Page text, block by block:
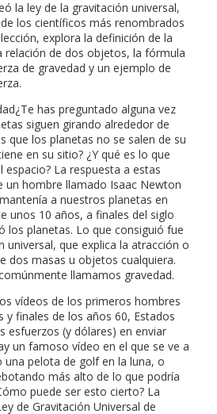
la ley de la gravitación universal,
los científicos más renombrados
explora la definición de la
relación de dos objetos, la fórmula
de gravedad y un ejemplo de
has preguntado alguna vez
siguen girando alrededor de
que los planetas no se salen de su
en su sitio? ¿Y qué es lo que
La respuesta a estas
un hombre llamado Isaac Newton
a nuestros planetas en
unos 10 años, a finales del siglo
los planetas. Lo que consiguió fue
universal, que explica la atracción o
dos masas u objetos cualquiera.
llamamos gravedad.
vídeos de los primeros hombres
y finales de los años 60, Estados
esfuerzos (y dólares) en enviar
un famoso vídeo en el que se ve a
pelota de golf en la luna, o
más alto de lo que podría
puede ser esto cierto? La
de Gravitación Universal de